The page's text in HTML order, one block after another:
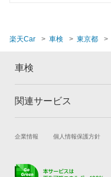
豊島区
練馬区
文京区
整備保証
1級整備士在籍
楽天Car 車検 東京都
車検
トップ
車検の基礎知識
関連サービス
試乗・商談
キズ修理予約
企業情報 個人情報保護方針